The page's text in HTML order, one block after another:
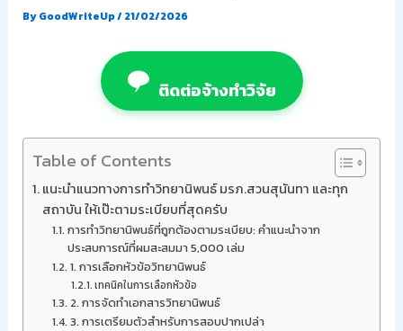
ByGoodWriteUp/21/02/2026
ติดต่อจ้างทำวิจัย
Table of Contents
แนะนำแนวทางการทำวิทยานิพนธ์ มรภ.สวนสุนันทา และทุก
สถาบัน ให้เป๊ะตามระเบียบที่สุดครับ
การทำวิทยานิพนธ์ที่ถูกต้องตามระเบียบ: คำแนะนำจาก
ประสบการณ์ที่ผมสะสมมา 5,000 เล่ม
1. การเลือกหัวข้อวิทยานิพนธ์
เทคนิคในการเลือกหัวข้อ
2. การจัดทำเอกสารวิทยานิพนธ์
3. การเตรียมตัวสำหรับการสอบปากเปล่า